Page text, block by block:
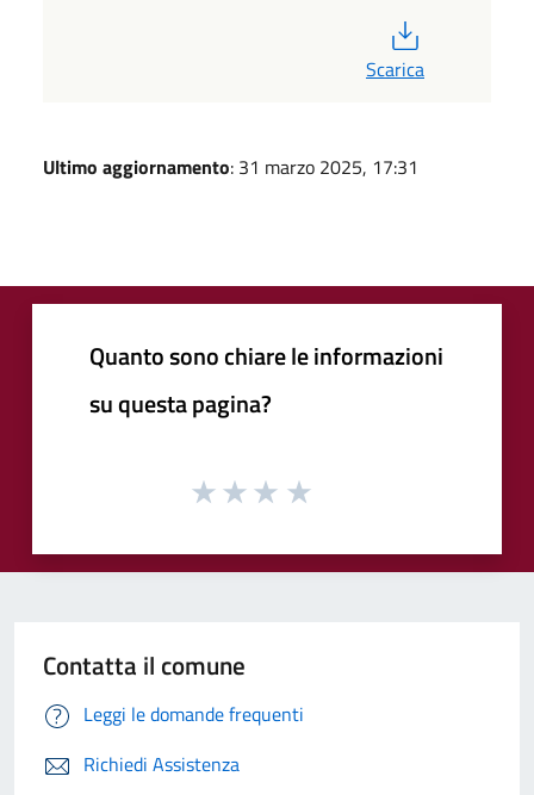
Scarica
Ultimo aggiornamento: 31 marzo 2025, 17:31
Quanto sono chiare le informazioni
su questa pagina?
Contatta il comune
Leggi le domande frequenti
Richiedi Assistenza